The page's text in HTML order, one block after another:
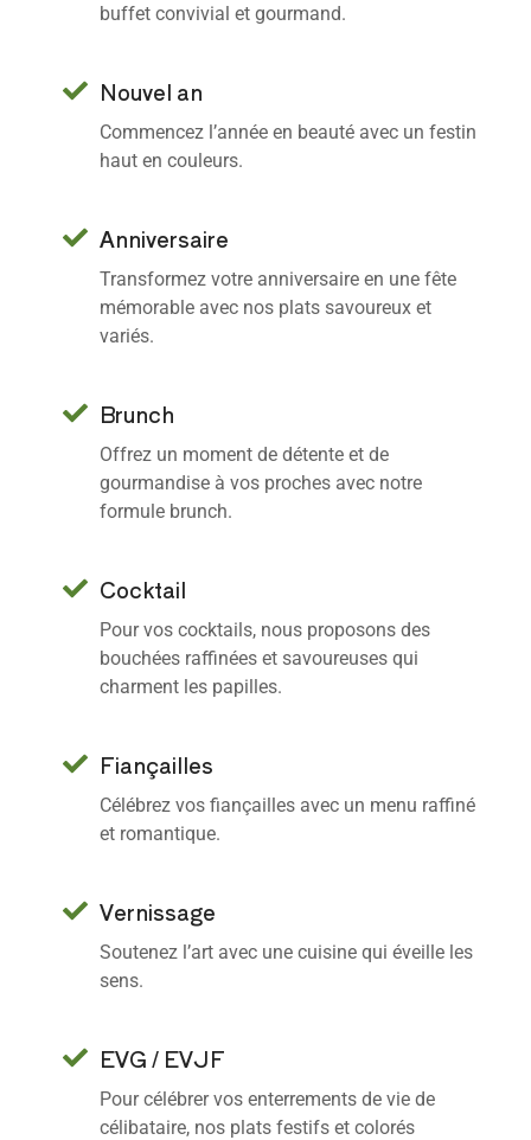
buffet convivial et gourmand.
Nouvel an
Commencez l’année en beauté avec un festin
haut en couleurs.
Anniversaire
Transformez votre anniversaire en une fête
mémorable avec nos plats savoureux et
variés.
Brunch
Offrez un moment de détente et de
gourmandise à vos proches avec notre
formule brunch.
Cocktail
Pour vos cocktails, nous proposons des
bouchées raffinées et savoureuses qui
charment les papilles.
Fiançailles
Célébrez vos fiançailles avec un menu raffiné
et romantique.
Vernissage
Soutenez l’art avec une cuisine qui éveille les
sens.
EVG / EVJF
Pour célébrer vos enterrements de vie de
célibataire, nos plats festifs et colorés